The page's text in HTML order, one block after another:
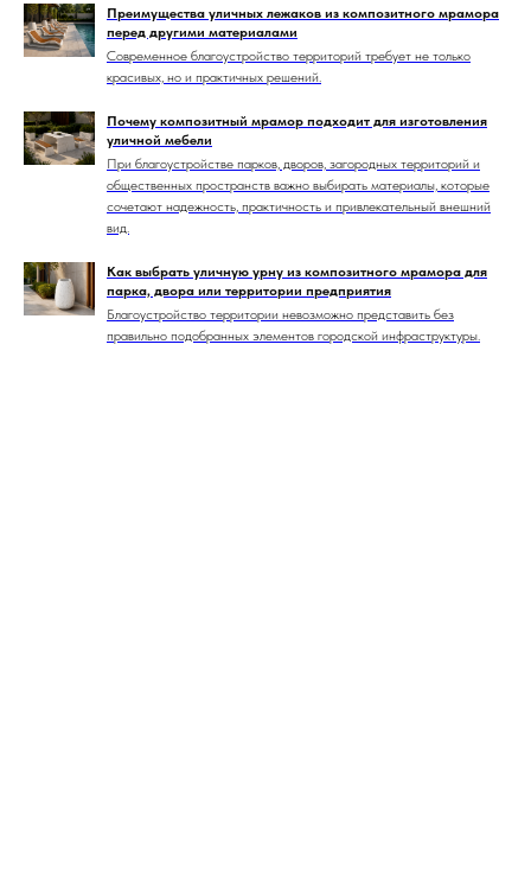
Преимущества уличных лежаков из композитного мрамора
перед другими материалами
Современное благоустройство территорий требует не только
красивых, но и практичных решений.
Почему композитный мрамор подходит для изготовления
уличной мебели
При благоустройстве парков, дворов, загородных территорий и
общественных пространств важно выбирать материалы, которые
сочетают надежность, практичность и привлекательный внешний
вид.
Как выбрать уличную урну из композитного мрамора для
парка, двора или территории предприятия
Благоустройство территории невозможно представить без
правильно подобранных элементов городской инфраструктуры.